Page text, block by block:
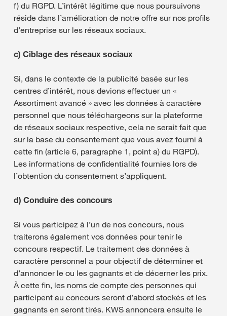
f) du RGPD. L’intérêt légitime que nous poursuivons
réside dans l’amélioration de notre offre sur nos profils
d’entreprise sur les réseaux sociaux.
c) Ciblage des réseaux sociaux
Si, dans le contexte de la publicité basée sur les
centres d’intérêt, nous devions effectuer un «
Assortiment avancé » avec les données à caractère
personnel que nous téléchargeons sur la plateforme
de réseaux sociaux respective, cela ne serait fait que
sur la base du consentement que vous avez fourni à
cette fin (article 6, paragraphe 1, point a) du RGPD).
Les informations de confidentialité fournies lors de
l’obtention du consentement s’appliquent.
d) Conduire des concours
Si vous participez à l’un de nos concours, nous
traiterons également vos données pour tenir le
concours respectif. Le traitement des données à
caractère personnel a pour objectif de déterminer et
d’annoncer le ou les gagnants et de décerner les prix.
À cette fin, les noms de compte des personnes qui
participent au concours seront d’abord stockés et les
gagnants en seront tirés. KWS annoncera ensuite le